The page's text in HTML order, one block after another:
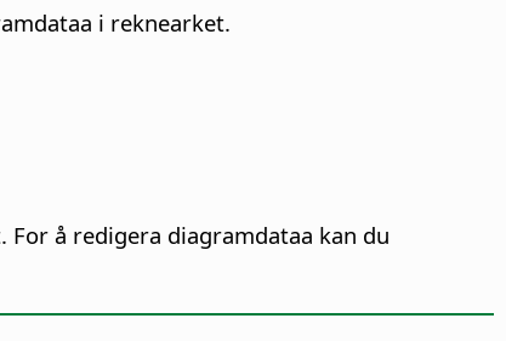
i reknearket.
å redigera diagramdataa kan du